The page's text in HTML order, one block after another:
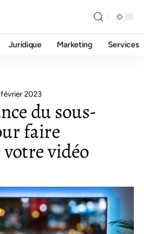
Juridique Marketing Services
février 2023
du sous-
faire
vidéo